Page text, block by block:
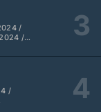
Dragon Money Studio
Библиотекари: Следующая глава (2026)
2 серия
/
/
/
/